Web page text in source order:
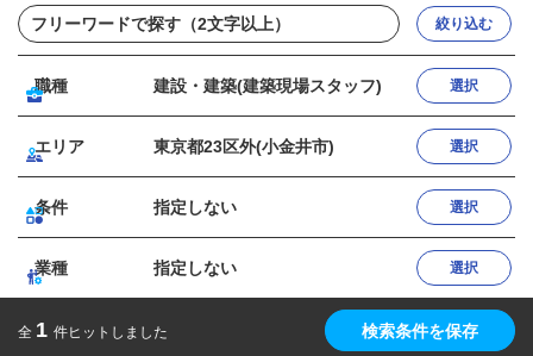
絞り込む
職種 建設・建築(建築現場スタッフ) 選択
エリア 東京都23区外(小金井市) 選択
条件 指定しない 選択
業種 指定しない 選択
全 1 件ヒットしました 検索条件を保存